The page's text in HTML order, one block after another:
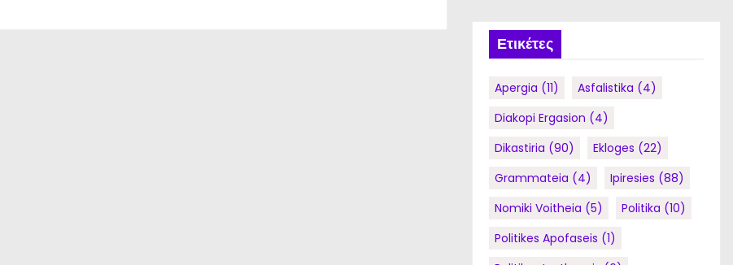
Ετικέτες
Apergia (11) Asfalistika (4)
Diakopi Ergasion (4)
Dikastiria (90) Ekloges (22)
Grammateia (4) Ipiresies (88)
Nomiki Voitheia (5) Politika (10)
Politikes Apofaseis (1)